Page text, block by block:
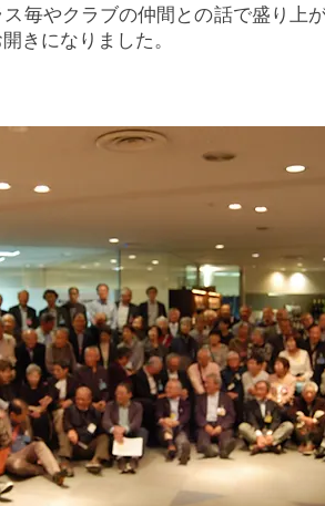
毎やクラブの仲間との話で盛り上
きになりました。